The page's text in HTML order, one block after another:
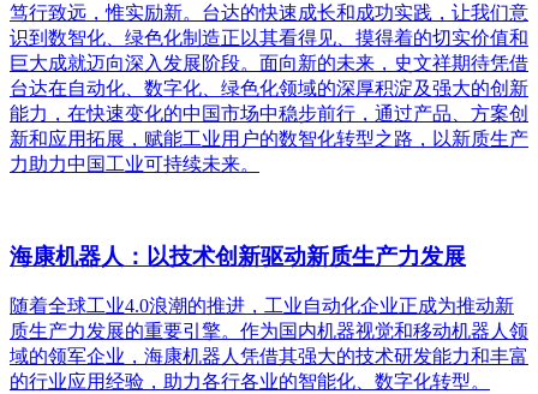
笃行致远，惟实励新。台达的快速成长和成功实践，让我们意
识到数智化、绿色化制造正以其看得见、摸得着的切实价值和
巨大成就迈向深入发展阶段。面向新的未来，史文祥期待凭借
台达在自动化、数字化、绿色化领域的深厚积淀及强大的创新
能力，在快速变化的中国市场中稳步前行，通过产品、方案创
新和应用拓展，赋能工业用户的数智化转型之路，以新质生产
力助力中国工业可持续未来。
海康机器人：以技术创新驱动新质生产力发展
随着全球工业4.0浪潮的推进，工业自动化企业正成为推动新
质生产力发展的重要引擎。作为国内机器视觉和移动机器人领
域的领军企业，海康机器人凭借其强大的技术研发能力和丰富
的行业应用经验，助力各行各业的智能化、数字化转型。